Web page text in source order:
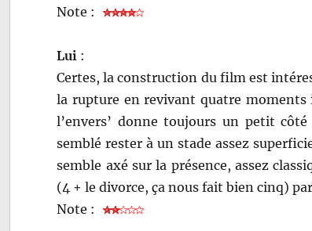
Note :
Lui :
Certes, la construction du film est
la rupture en revivant quatre moments
l’envers’ donne toujours un petit côté
semblé rester à un stade assez
semble axé sur la présence, assez
(4 + le divorce, ça nous fait bien cinq)
Note :